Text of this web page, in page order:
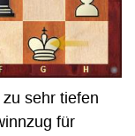
sehr tiefen
für